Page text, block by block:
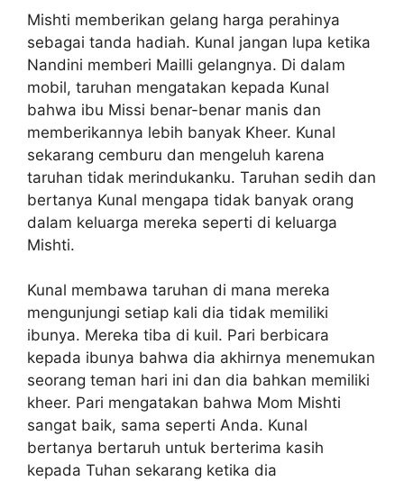
Mishti memberikan gelang harga perahinya
sebagai tanda hadiah. Kunal jangan lupa ketika
Nandini memberi Mailli gelangnya. Di dalam
mobil, taruhan mengatakan kepada Kunal
bahwa ibu Missi benar-benar manis dan
memberikannya lebih banyak Kheer. Kunal
sekarang cemburu dan mengeluh karena
taruhan tidak merindukanku. Taruhan sedih dan
bertanya Kunal mengapa tidak banyak orang
dalam keluarga mereka seperti di keluarga
Mishti.
Kunal membawa taruhan di mana mereka
mengunjungi setiap kali dia tidak memiliki
ibunya. Mereka tiba di kuil. Pari berbicara
kepada ibunya bahwa dia akhirnya menemukan
seorang teman hari ini dan dia bahkan memiliki
kheer. Pari mengatakan bahwa Mom Mishti
sangat baik, sama seperti Anda. Kunal
bertanya bertaruh untuk berterima kasih
kepada Tuhan sekarang ketika dia